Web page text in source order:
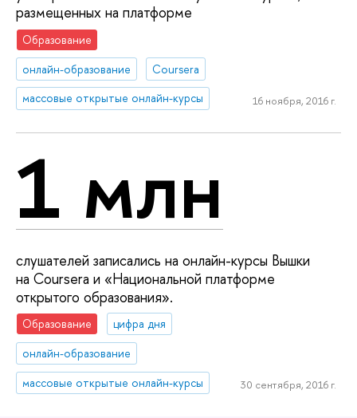
размещенных на платформе
Образование
онлайн-образование
Coursera
массовые открытые онлайн-курсы
16 ноября, 2016 г.
1 млн
слушателей записались на онлайн-курсы Вышки
на Coursera и «Национальной платформе
открытого образования».
Образование
цифра дня
онлайн-образование
массовые открытые онлайн-курсы
30 сентября, 2016 г.